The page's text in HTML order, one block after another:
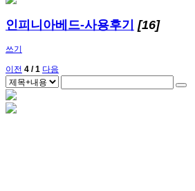
인피니아베드-사용후기 [16]
쓰기
이전 4 / 1 다음